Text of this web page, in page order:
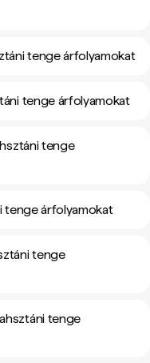
tenge árfolyamokat
tenge árfolyamokat
tenge
tenge árfolyamokat
tenge
tenge